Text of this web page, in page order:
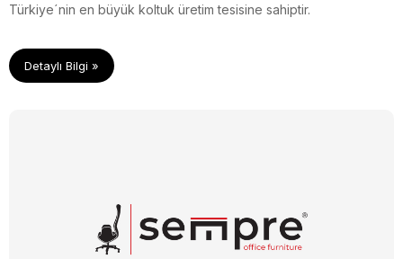
Türkiye´nin en büyük koltuk üretim tesisine sahiptir.
Detaylı Bilgi »